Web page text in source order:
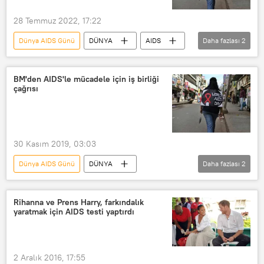
28 Temmuz 2022, 17:22
Dünya AIDS Günü DÜNYA
AIDS
HIV/AIDS
UNAIDS
Daha fazlası 2
BM'den AIDS'le mücadele için iş birliği
çağrısı
30 Kasım 2019, 03:03
Dünya AIDS Günü
DÜNYA
Haberler
Birleşmiş Milletler (BM)
AIDS
Daha fazlası 2
Rihanna ve Prens Harry, farkındalık
yaratmak için AIDS testi yaptırdı
2 Aralık 2016, 17:55